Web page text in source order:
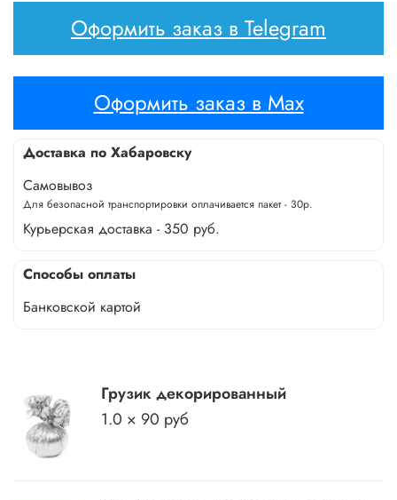
Оформить заказ в Telegram
Оформить заказ в Max
Доставка по Хабаровску
Самовывоз
Для безопасной транспортировки оплачивается пакет - 30р.
Курьерская доставка - 350 руб.
Способы оплаты
Банковской картой
Грузик декорированный
1.0 × 90 руб